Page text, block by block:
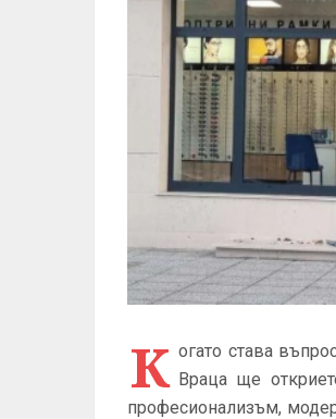
К огато става
Враца ще
професионализъм,